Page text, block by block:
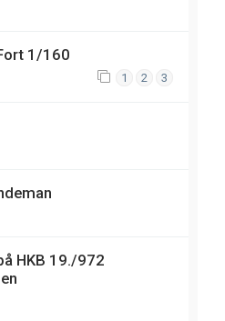
1/160
1 2 3
HKB 19./972